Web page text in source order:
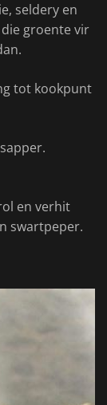
seldery en
groente vir
tot kookpunt
en verhit
swartpeper.